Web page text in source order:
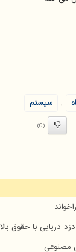
,
سیستم
(0)
با حقوق
مصنوعی